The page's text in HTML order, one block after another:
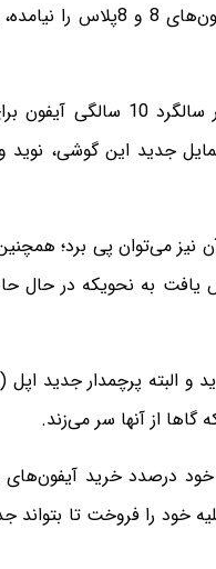
که این کار را تاکنون انجام نداده بود و
«ایکس» که در یونانی معادل عدد «10»
جدید این گوشی، نوید
نیز می‌توان پی برد؛
گاها از آنها سر می‌زند.
درصدد خرید
را فروخت تا بتواند